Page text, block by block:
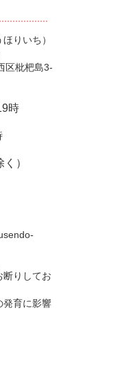
りいち）
区枇杷島3-
時
）
断りしてお
発育に影響